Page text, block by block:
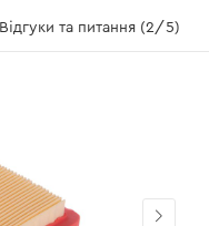
Відгуки та питання (2/5)